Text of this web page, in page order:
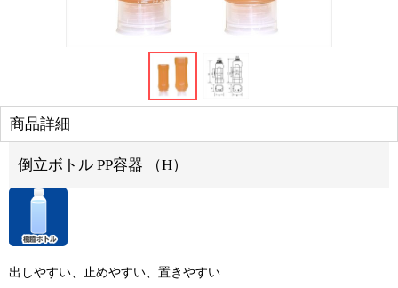
商品詳細
倒立ボトル PP容器 （H）
出しやすい、止めやすい、置きやすい